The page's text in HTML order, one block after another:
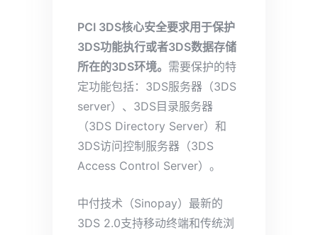
PCI 3DS核心安全要求用于保护
3DS功能执行或者3DS数据存储
所在的3DS环境。 需要保护的特
定功能包括：3DS服务器（3DS
server）、3DS目录服务器
（3DS Directory Server）和
3DS访问控制服务器（3DS
Access Control Server）。
中付技术（Sinopay）最新的
3DS 2.0支持移动终端和传统浏